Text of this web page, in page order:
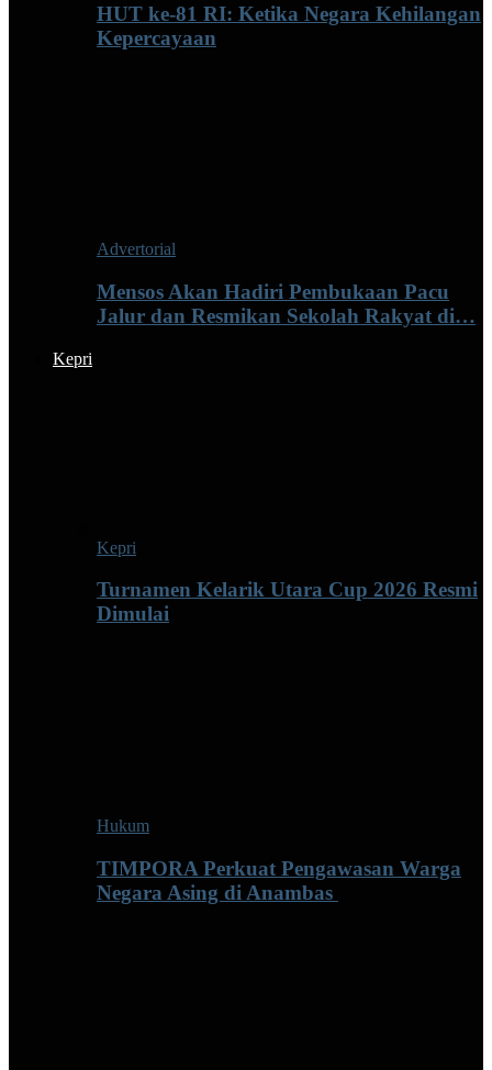
HUT ke-81 RI: Ketika Negara Kehilangan
Kepercayaan
Advertorial
Mensos Akan Hadiri Pembukaan Pacu
Jalur dan Resmikan Sekolah Rakyat di…
Kepri
Kepri
Turnamen Kelarik Utara Cup 2026 Resmi
Dimulai
Hukum
TIMPORA Perkuat Pengawasan Warga
Negara Asing di Anambas ‎